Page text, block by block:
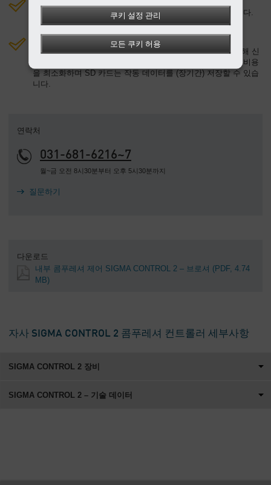
SIGMA CONTROL 2에서는 30개의 언어를 선택할 수 있습니다.
논리적인 메뉴 구조를 통해 작업을 단순화할 수 있습니다.
빠르고 쉽게 최신 상태 유지:
소프트웨어 업데이트와 작동 매개변수는 SD 카드 슬롯을 통해 신
속하고 편리하게 업로드해 전송할 수 있습니다. 이는 서비스 비용
을 최소화하며 SD 카드는 작동 데이터를 (장기간) 저장할 수 있습
니다.
연락처
031-681-6216~7
월~금 오전 8시30분부터 오후 5시30분까지
질문하기
다운로드
내부 콤푸레셔 제어 SIGMA CONTROL 2 – 브로셔 (PDF, 4.74
MB)
자사 SIGMA CONTROL 2 콤푸레셔 컨트롤러 세부사항
SIGMA CONTROL 2 장비
SIGMA CONTROL 2 – 기술 데이터
쿠키 설정 관리
모든 쿠키 허용